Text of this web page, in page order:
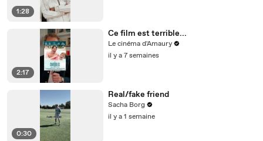
1:28
2:17
Ce film est terrible...
Le cinéma d'Amaury
il y a 7 semaines
0:30
Real/fake friend
Sacha Borg
il y a 1 semaine